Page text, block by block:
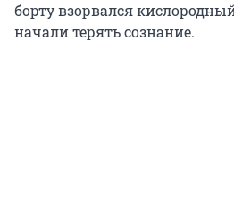
борту взорвался
начали терять сознание.